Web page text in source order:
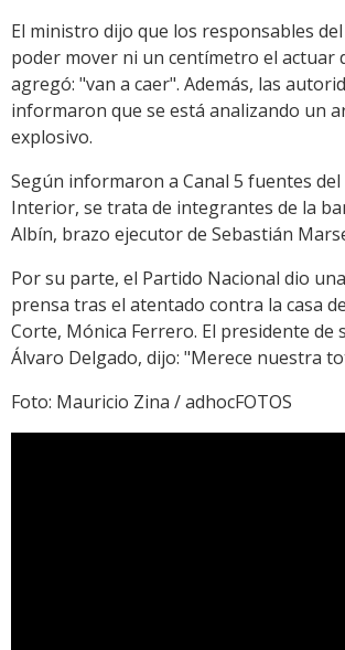
El ministro dijo que los responsables
poder mover ni un centímetro el actuar
agregó: "van a caer". Además, las
informaron que se está analizando un
explosivo.
Según informaron a Canal 5 fuentes
Interior, se trata de integrantes de la
Albín, brazo ejecutor de Sebastián
Por su parte, el Partido Nacional dio
prensa tras el atentado contra la casa
Corte, Mónica Ferrero. El presidente de
Álvaro Delgado, dijo: "Merece nuestra
Foto: Mauricio Zina / adhocFOTOS